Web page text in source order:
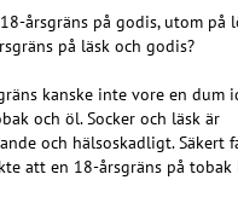
årsgräns på godis, utom på
på läsk och godis?
kanske inte vore en dum
och öl. Socker och läsk är
och hälsoskadligt. Säkert
att en 18-årsgräns på